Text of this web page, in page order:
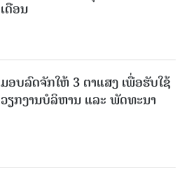
ເດືອນ
ມອບລົດຈັກໃຫ້ 3 ຕາແສງ ເພື່ອຮັບໃຊ້
ວຽກງານບໍລິຫານ ແລະ ພັດທະນາ